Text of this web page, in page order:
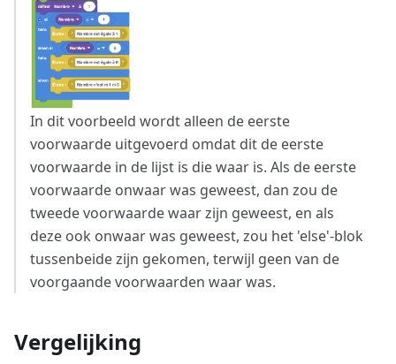
In dit voorbeeld wordt alleen de eerste
voorwaarde uitgevoerd omdat dit de eerste
voorwaarde in de lijst is die waar is. Als de eerste
voorwaarde onwaar was geweest, dan zou de
tweede voorwaarde waar zijn geweest, en als
deze ook onwaar was geweest, zou het 'else'-blok
tussenbeide zijn gekomen, terwijl geen van de
voorgaande voorwaarden waar was.
Vergelijking